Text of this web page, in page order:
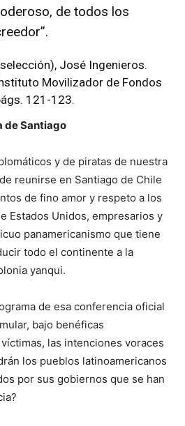
de todos los
José Ingenieros.
Movilizador de Fondos
121-123.
de Santiago
y de piratas de nuestra
reunirse en Santiago de Chile
de fino amor y respeto a los
Estados Unidos, empresarios y
panamericanismo que tiene
todo el con­tinente a la
yanqui.
de esa conferencia oficial
bajo benéficas
las intenciones voraces
los pueblos latinoamericanos
por sus gobiernos que se han